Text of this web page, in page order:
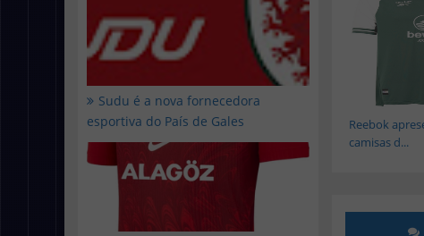
Sudu é a nova fornecedora
esportiva do País de Gales
Reebok
camisas d...